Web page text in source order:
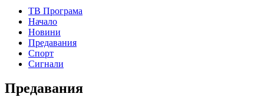
ТВ Програма
Начало
Новини
Предавания
Спорт
Сигнали
Предавания